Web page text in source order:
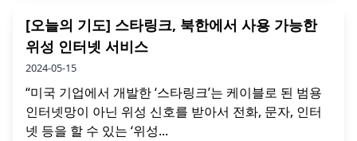
[오늘의 기도] 스타링크, 북한에서 사용 가능한
위성 인터넷 서비스
2024-05-15
“미국 기업에서 개발한 ‘스타링크’는 케이블로 된 범용
인터넷망이 아닌 위성 신호를 받아서 전화, 문자, 인터
넷 등을 할 수 있는 ‘위성...